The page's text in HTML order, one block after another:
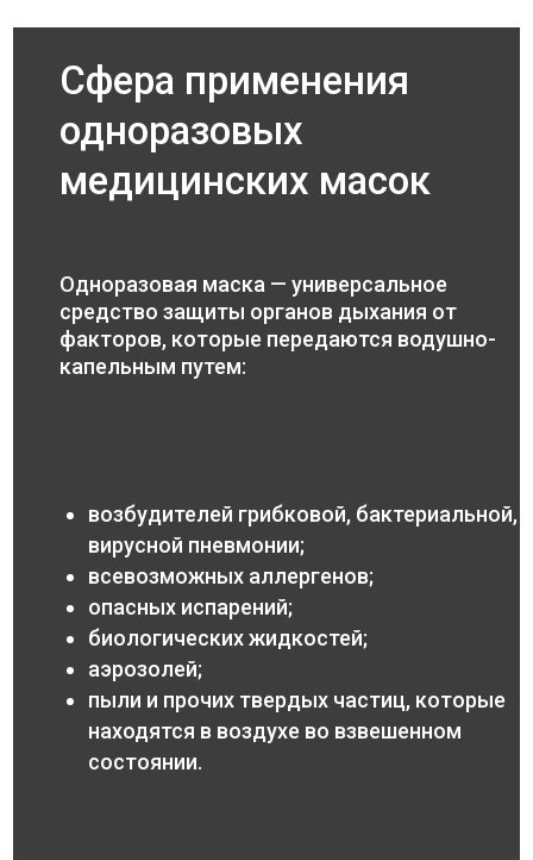
Сфера применения
одноразовых
медицинских масок
Одноразовая маска — универсальное
средство защиты органов дыхания от
факторов, которые передаются водушно-
капельным путем:
возбудителей грибковой, бактериальной,
вирусной пневмонии;
всевозможных аллергенов;
опасных испарений;
биологических жидкостей;
аэрозолей;
пыли и прочих твердых частиц, которые
находятся в воздухе во взвешенном
состоянии.